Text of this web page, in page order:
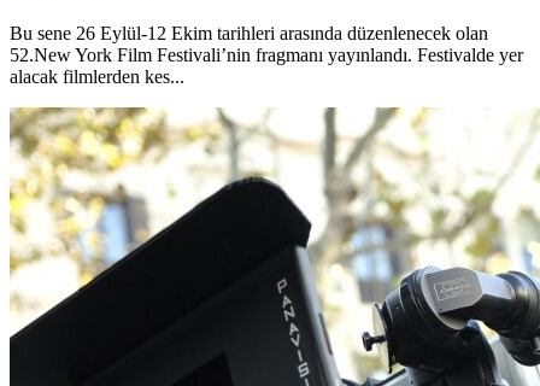
Bu sene 26 Eylül-12 Ekim tarihleri arasında düzenlenecek olan
52.New York Film Festivali’nin fragmanı yayınlandı. Festivalde yer
alacak filmlerden kes...